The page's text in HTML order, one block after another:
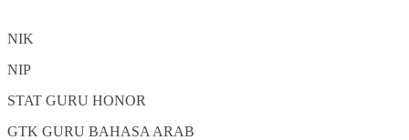
NIK
NIP
STAT GURU HONOR
GTK GURU BAHASA ARAB